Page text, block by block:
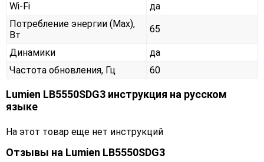
Wi-Fi
да
Потребление энергии (Max),
Вт
65
Динамики
да
Частота обновления, Гц
60
Lumien LB5550SDG3 инструкция на русском
языке
На этот товар еще нет инструкций
Отзывы на Lumien LB5550SDG3